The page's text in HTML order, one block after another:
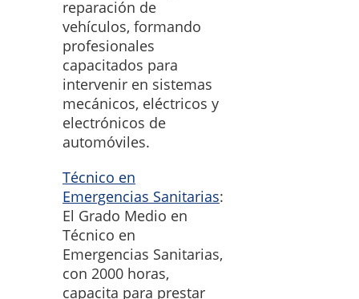
reparación de
vehículos, formando
profesionales
capacitados para
intervenir en sistemas
mecánicos, eléctricos y
electrónicos de
automóviles.
Técnico en
Emergencias Sanitarias:
El Grado Medio en
Técnico en
Emergencias Sanitarias,
con 2000 horas,
capacita para prestar